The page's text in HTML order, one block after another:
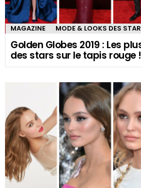
MAGAZINE MODE & LOOKS DES
Golden Globes 2019 : Les
des stars sur le tapis rouge !